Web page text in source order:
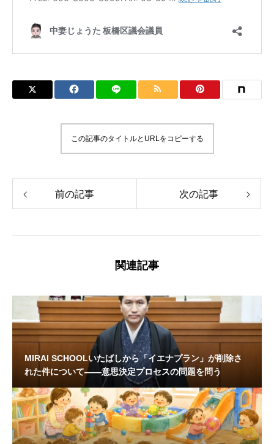
この記事のタイトルとURLをコピーする
前の記事 次の記事
関連記事
MIRAI SCHOOLいたばしから「イエナプラン」が削除さ
れた件について——意思決定プロセスの問題を問う